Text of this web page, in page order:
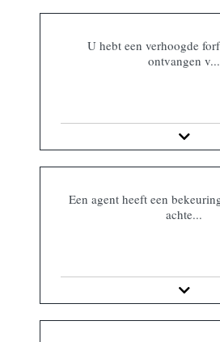
U hebt een verhoogde
ontvangen v...
Een agent heeft een
achte...